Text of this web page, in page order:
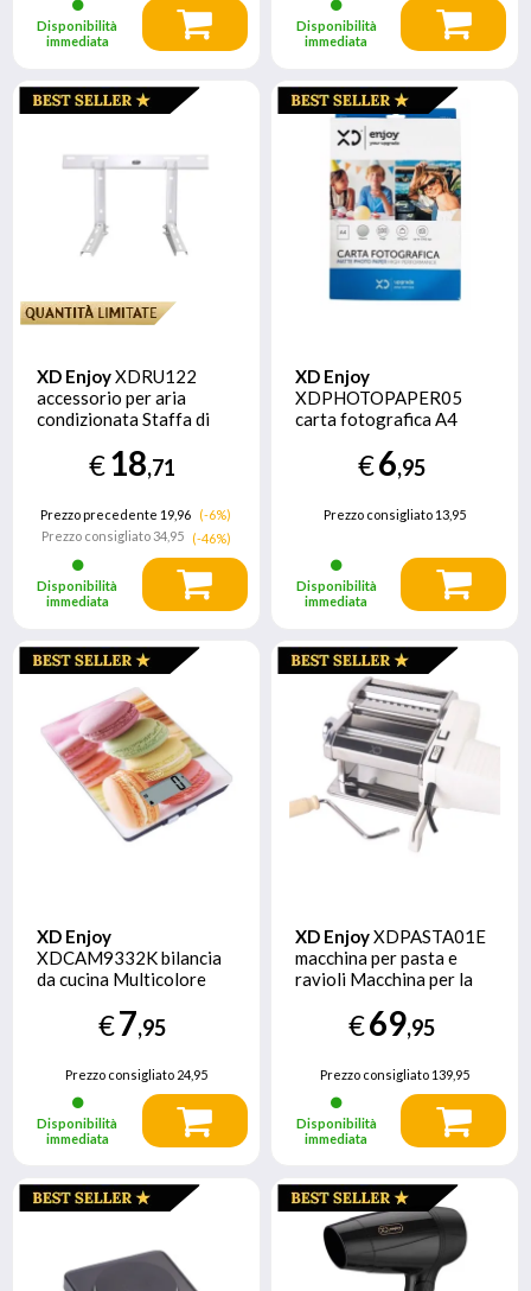
Disponibilità
immediata
Disponibilità
immediata
XD EnjoyXDRU122
accessorio per aria
condizionata Staffa di
condizionatore d'aria
€18,71
Prezzo precedente 19,96
(-6%)
Prezzo consigliato34,95 (-46%)
Disponibilità
immediata
XD Enjoy
XDPHOTOPAPER05
carta fotografica A4
€6,95
Prezzo consigliato 13,95
Disponibilità
immediata
XD Enjoy
XDCAM9332K bilancia
da cucina Multicolore
Rettangolo Bilancia da
cucina elettronica
€7,95
Prezzo consigliato24,95
Disponibilità
immediata
XD EnjoyXDPASTA01E
macchina per pasta e
ravioli Macchina per la
€69,95
Prezzo consigliato 139,95
Disponibilità
immediata